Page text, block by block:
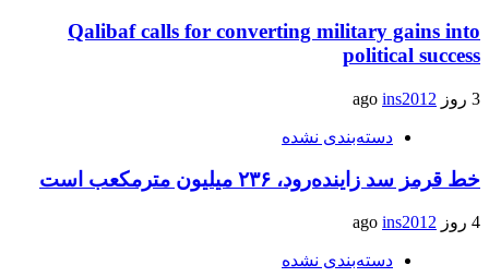
Qalibaf calls for converting military gains into
political success
3 روز ago ins2012
دسته‌بندی نشده
خط قرمز سد زاینده‌رود، ۲۳۶ میلیون مترمکعب است
4 روز ago ins2012
دسته‌بندی نشده